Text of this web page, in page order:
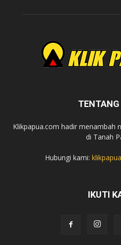
Klikpapua.com hadir menambah
di Tanah
Hubungi kami:
IKUTI